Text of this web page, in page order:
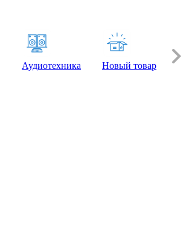
Аудиотехника Новый товар